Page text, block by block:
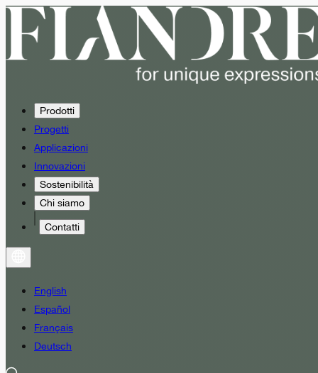
Prodotti
Progetti
Applicazioni
Innovazioni
Sostenibilità
Chi siamo
Contatti
English
Español
Français
Deutsch